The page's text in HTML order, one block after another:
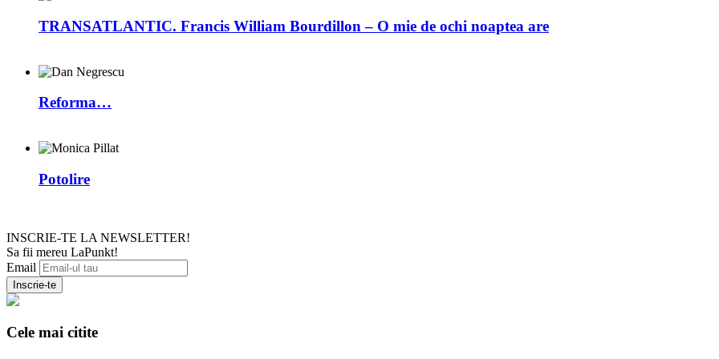
TRANSATLANTIC. Francis William Bourdillon – O mie de ochi noaptea are
Reforma…
Potolire
INSCRIE-TE LA NEWSLETTER!
Sa fii mereu LaPunkt!
Email
Cele mai citite